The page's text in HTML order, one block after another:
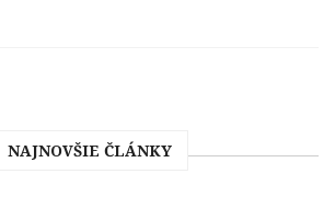
NAJNOVŠIE ČLÁNKY